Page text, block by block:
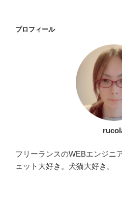
プロフィール
フリーランスのWEBエンジニ
ェット大好き。犬猫大好き。